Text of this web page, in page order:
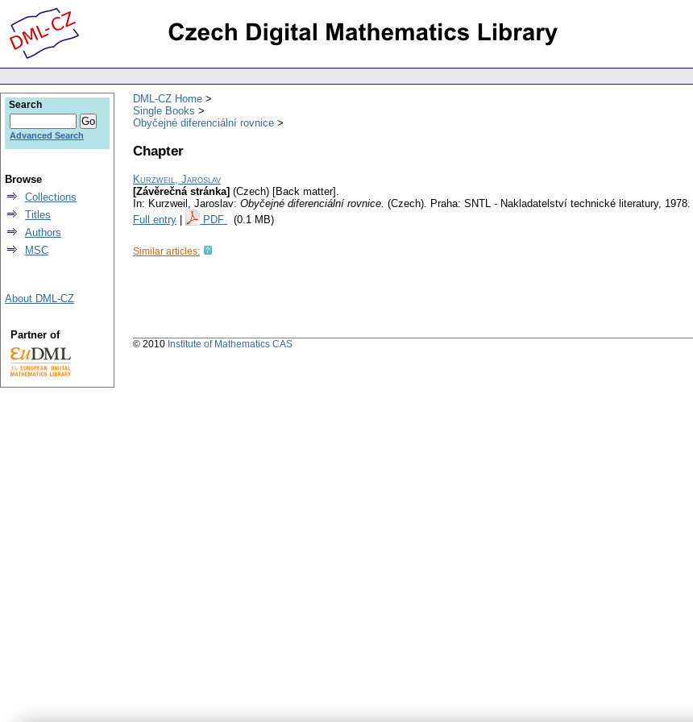
DML-CZ Home
Single Books
Obyčejné diferenciální rovnice
Chapter
Kurzweil, Jaroslav
[Závěrečná stránka] (Czech) [Back matter].
In: Kurzweil, Jaroslav: Obyčejné diferenciální rovnice. (Czech). Praha: SNTL - Nakladatelství technické literatury, 1978.
Full entry
PDF (0.1 MB)
Similar articles:
Search
Advanced Search
Browse
Collections
Titles
Authors
MSC
About DML-CZ
Partner of
© 2010 Institute of Mathematics CAS